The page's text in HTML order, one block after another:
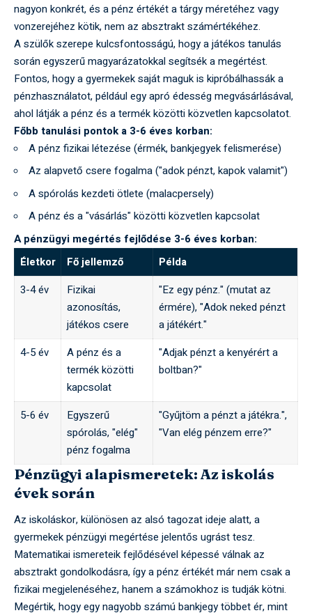
nagyon konkrét, és a pénz értékét a tárgy méretéhez vagy
vonzerejéhez kötik, nem az absztrakt számértékéhez.
A szülők szerepe kulcsfontosságú, hogy a játékos tanulás
során egyszerű magyarázatokkal segítsék a megértést.
Fontos, hogy a gyermekek saját maguk is kipróbálhassák a
pénzhasználatot, például egy apró édesség megvásárlásával,
ahol látják a pénz és a termék közötti közvetlen kapcsolatot.
Főbb tanulási pontok a 3-6 éves korban:
A pénz fizikai létezése (érmék, bankjegyek felismerése)
Az alapvető csere fogalma ("adok pénzt, kapok valamit")
A spórolás kezdeti ötlete (malacpersely)
A pénz és a "vásárlás" közötti közvetlen kapcsolat
A pénzügyi megértés fejlődése 3-6 éves korban:
Életkor
Fő jellemző
Példa
3-4 év
Fizikai
azonosítás,
játékos csere
"Ez egy pénz." (mutat az
érmére), "Adok neked pénzt
a játékért."
4-5 év
A pénz és a
termék közötti
kapcsolat
"Adjak pénzt a kenyérért a
boltban?"
5-6 év
Egyszerű
spórolás, "elég"
pénz fogalma
"Gyűjtöm a pénzt a játékra.",
"Van elég pénzem erre?"
Pénzügyi alapismeretek: Az iskolás
évek során
Az iskoláskor, különösen az alsó tagozat ideje alatt, a
gyermekek pénzügyi megértése jelentős ugrást tesz.
Matematikai ismereteik fejlődésével képessé válnak az
absztrakt gondolkodásra, így a pénz értékét már nem csak a
fizikai megjelenéséhez, hanem a számokhoz is tudják kötni.
Megértik, hogy egy nagyobb számú bankjegy többet ér, mint